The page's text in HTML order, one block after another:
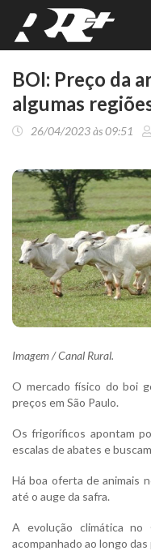
BOI: Preço da
algumas
26/04/2023 às 09:51
Imagem / Canal Rural.
O mercado físico do boi
preços em São Paulo.
Os frigoríficos apontam
escalas de abates e
Há boa oferta de animais
até o auge da safra.
A evolução climática
acompanhado ao longo das